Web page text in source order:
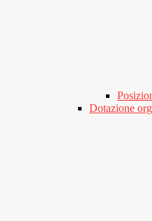
Dotazione